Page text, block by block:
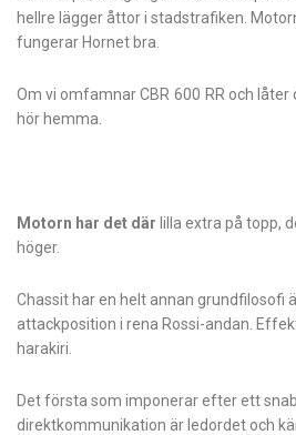
hellre lägger åttor i stadstrafiken.
fungerar Hornet bra.
Om vi omfamnar CBR 600 RR och
hör hemma.
Motorn har det där lilla extra på topp,
höger.
Chassit har en helt annan
attackposition i rena Rossi-andan.
harakiri.
Det första som imponerar efter ett
direktkommunikation är ledordet och